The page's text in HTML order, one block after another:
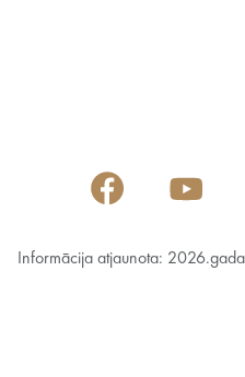
Informācija atjaunota: